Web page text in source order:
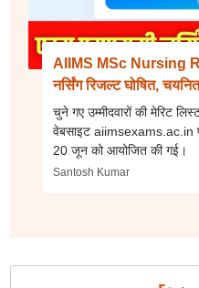
AIIMS MSc Nursing
नर्सिंग रिजल्ट घोषित,
चुने गए उम्मीदवारों की मेरिट
वेबसाइट aiimsexams.ac.in
20 जून को आयोजित की गई।
Santosh Kumar